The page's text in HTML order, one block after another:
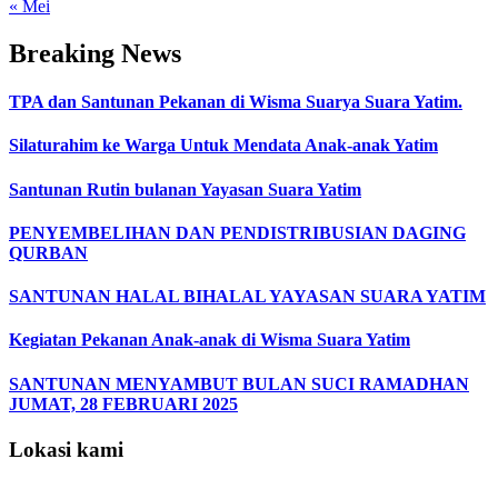
« Mei
Breaking News
TPA dan Santunan Pekanan di Wisma Suarya Suara Yatim.
Silaturahim ke Warga Untuk Mendata Anak-anak Yatim
Santunan Rutin bulanan Yayasan Suara Yatim
PENYEMBELIHAN DAN PENDISTRIBUSIAN DAGING
QURBAN
SANTUNAN HALAL BIHALAL YAYASAN SUARA YATIM
Kegiatan Pekanan Anak-anak di Wisma Suara Yatim
SANTUNAN MENYAMBUT BULAN SUCI RAMADHAN
JUMAT, 28 FEBRUARI 2025
Lokasi kami